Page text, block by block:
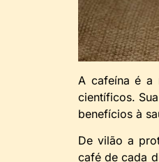
A cafeína é a
científicos.
benefícios à
De vilão a
café de cada